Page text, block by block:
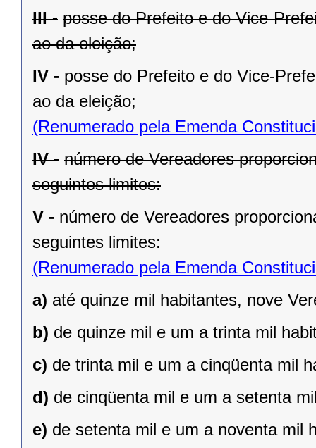
III - posse do Prefeito e do Vice-
ao da eleição;
IV - posse do Prefeito e do Vice-
ao da eleição;
(Renumerado pela Emenda
IV - número de Vereadores
seguintes limites:
V - número de Vereadores
seguintes limites:
(Renumerado pela Emenda
a) até quinze mil habitantes, nove
b) de quinze mil e um a trinta mil
c) de trinta mil e um a cinqüenta mil
d) de cinqüenta mil e um a setenta
e) de setenta mil e um a noventa mil